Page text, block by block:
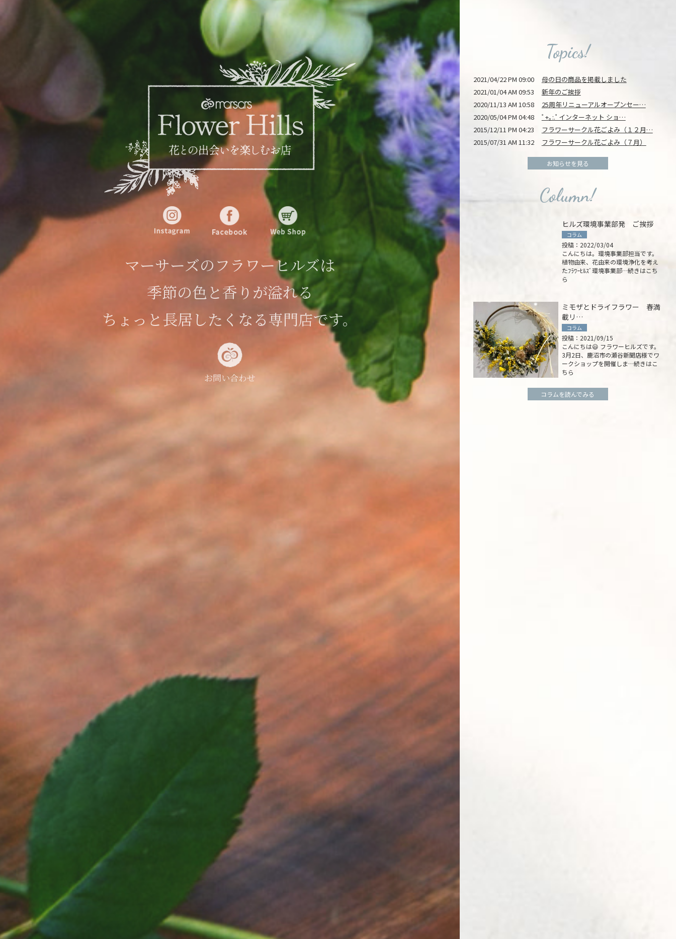
フラワ
運営会
フラワーヒル
慶弔
商品企画
お問
お問い合わせ
マーサーズのフラワーヒルズは
季節の色と香りが溢れる
ちょっと長居したくなる専門店です。
お問い合わせ
お問い合わせ
お問い合わせ
お問い合わせ
Topics!
2021/04/22 PM 09:00
母の日の商品を掲載しました
2021/01/04 AM 09:53
新年のご挨拶
2020/11/13 AM 10:58
25周年リニューアルオープンセー…
2020/05/04 PM 04:48
ﾟ+｡:.ﾟインターネット ショ…
2015/12/11 PM 04:23
フラワーサークル花ごよみ（１２月…
2015/07/31 AM 11:32
フラワーサークル花ごよみ（７月）
お知らせを見る
Column!
ヒルズ環境事業部発 ご挨拶
コラム
投稿：2022/03/04
こんにちは。環境事業部担当です。
植物由来、花由来の環境浄化を考え
たﾌﾗﾜｰﾋﾙｽﾞ環境事業部…続きはこち
ら
ミモザとドライフラワー 春満
載リ…
コラム
投稿：2021/09/15
こんにちは😃 フラワーヒルズです。
3月2日、鹿沼市の瀬谷新聞店様でワ
ークショップを開催しま…続きはこ
ちら
コラムを読んでみる